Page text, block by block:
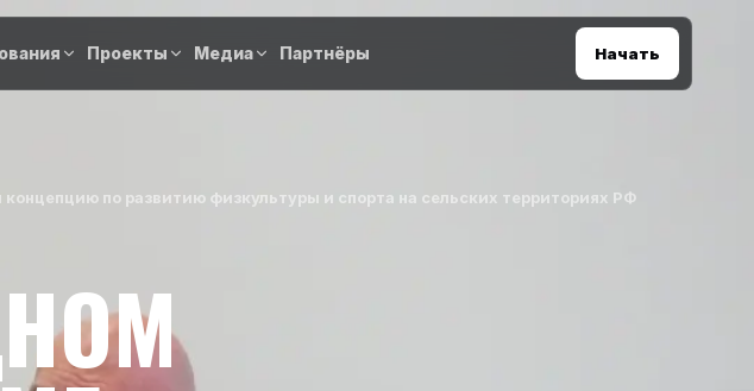
Проекты Медиа Партнёры Начать
по развитию физкультуры и спорта на сельских территориях РФ